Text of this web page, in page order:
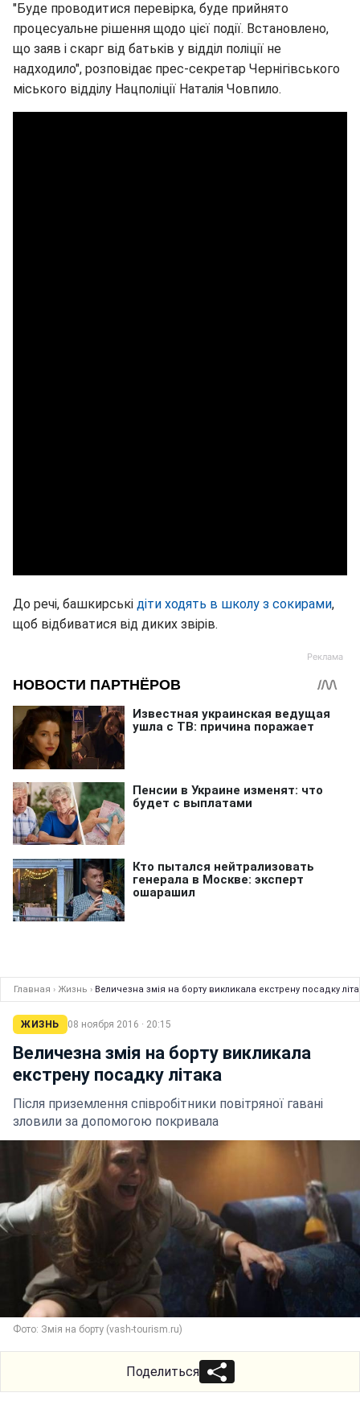
"Буде проводитися перевірка, буде прийнято
процесуальне рішення щодо цієї події. Встановлено,
що заяв і скарг від батьків у відділ поліції не
надходило", розповідає прес-секретар Чернігівського
міського відділу Нацполіції Наталія Човпило.
До речі, башкирські діти ходять в школу з сокирами,
щоб відбиватися від диких звірів.
Главная › Жизнь › Величезна змія на борту викликала екстрену посадку
ЖИЗНЬ 08 ноября 2016 · 20:15
Величезна змія на борту викликала
екстрену посадку літака
Після приземлення співробітники повітряної гавані
зловили за допомогою покривала
Фото: Змія на борту (vash-tourism.ru)
Поделиться